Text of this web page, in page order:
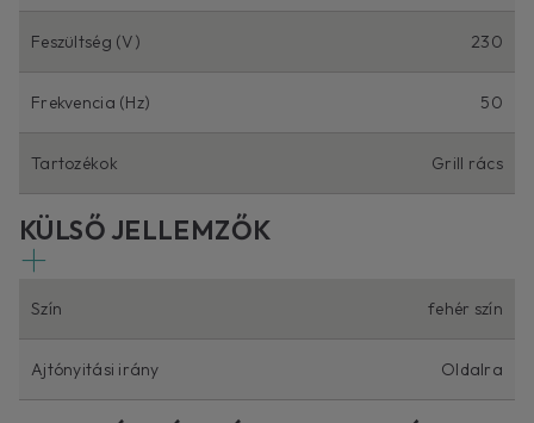
Feszültség (V) 230
Frekvencia (Hz) 50
Tartozékok Grill rács
KÜLSŐ JELLEMZŐK
Szín fehér szín
Ajtónyitási irány Oldalra